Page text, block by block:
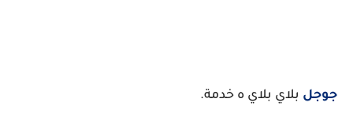
جوجل بلاي بلاي ه خدمة.